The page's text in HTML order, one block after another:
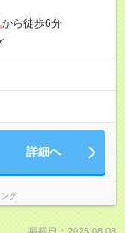
から徒歩6分
詳細へ
グ